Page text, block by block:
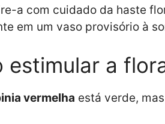
a com cuidado da haste
em um vaso provisório à
estimular a
vermelha está verde,